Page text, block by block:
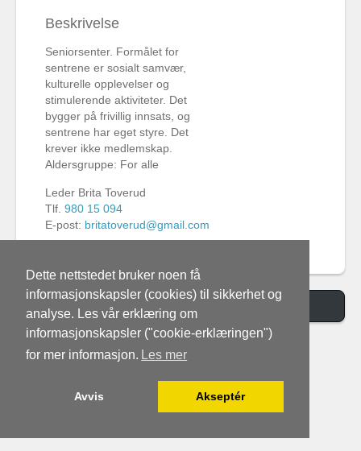
Dette nettstedet bruker noen få
informasjonskapsler (cookies) til sikkerhet og
analyse. Les vår erklæring om
informasjonskapsler ("cookie-erklæringen")
for mer informasjon. Les mer
Avvis Akseptér
Beskrivelse
Seniorsenter. Formålet for
sentrene er sosialt samvær,
kulturelle opplevelser og
stimulerende aktiviteter. Det
bygger på frivillig innsats, og
sentrene har eget styre. Det
krever ikke medlemskap.
Aldersgruppe: For alle
Leder Brita Toverud
Tlf. 980 15 094
E-post: britatoverud@gmail.com
Switch to Desktop Version